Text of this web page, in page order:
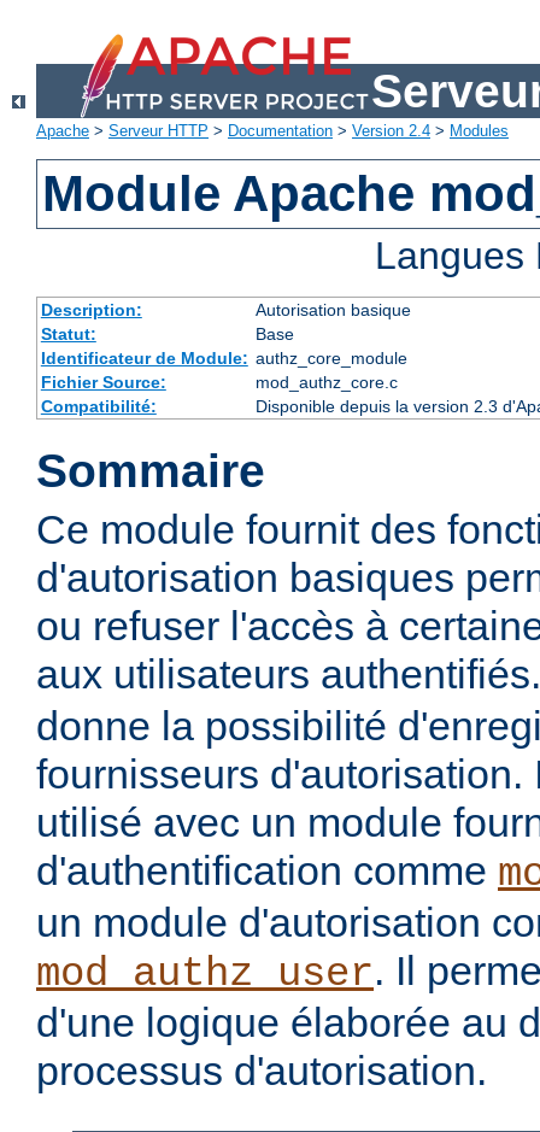
Apache > Serveur HTTP > Documentation > Version 2.4 > Modules
Module Apache
Description:
Autorisation basique
Statut:
Base
Identificateur de Module: authz_core_module
Fichier Source:
mod_authz_core.c
Compatibilité:
Disponible depuis la version 2.3
Sommaire
Ce module fournit des
d'autorisation basiques
ou refuser l'accès à
aux utilisateurs
donne la possibilité
fournisseurs d'autorisation.
utilisé avec un module
d'authentification comme
un module d'autorisation
mod_authz_user. Il
d'une logique élaborée au
processus d'autorisation.